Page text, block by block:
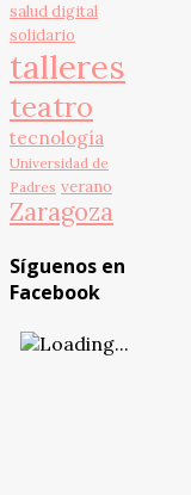
salud digital
solidario
talleres
teatro
tecnología
Universidad de
Padres verano
Zaragoza
Síguenos en
Facebook